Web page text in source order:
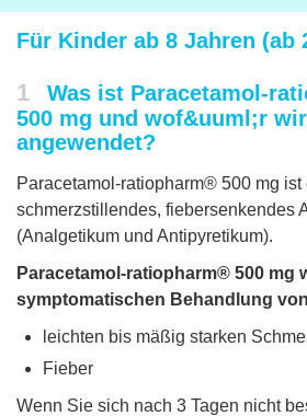
Für Kinder ab 8 Jahren (ab
1
Was ist Paracetamol-
500 mg und wof&uuml;r
angewendet?
Paracetamol-ratiopharm® 500 mg ist
schmerzstillendes, fiebersenkendes
(Analgetikum und Antipyretikum).
Paracetamol-ratiopharm® 500 mg
symptomatischen Behandlung von
leichten bis mäßig starken
Fieber
Wenn Sie sich nach 3 Tagen nicht